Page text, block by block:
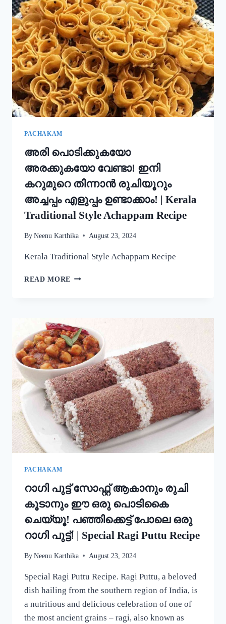
പുതിയ
രഹസ്യം
ഇതാ!
ദോശ
ഒരു
തവണ
ഇങ്ങനെ
ഉണ്ടാക്കൂ!
|
SUPER
DOSA
PACHAKAM
അരി പൊടിക്കുകയോ
അരക്കുകയോ വേണ്ടാ! ഇനി
കറുമുറെ തിന്നാൻ രുചിയൂറും
അച്ചപ്പം എളുപ്പം ഉണ്ടാക്കാം! | Kerala
Traditional Style Achappam Recipe
By Neenu Karthika August 23, 2024
Kerala Traditional Style Achappam Recipe
READ MORE അരി
കറുമുറെ
തിന്നാൻ
രുചിയൂറും
അച്ചപ്പം
എളുപ്പം
ഉണ്ടാക്കാം!
|
KERALA
TRADITIONAL
STYLE
ACHAPPAM
RECIPE
PACHAKAM
റാഗി പുട്ട് സോഫ്റ്റ് ആകാനും രുചി
കൂടാനും ഈ ഒരു പൊടികൈ
ചെയ്യൂ! പഞ്ഞിക്കെട്ട് പോലെ ഒരു
റാഗി പുട്ട്! | Special Ragi Puttu Recipe
By Neenu Karthika August 23, 2024
Special Ragi Puttu Recipe. Ragi Puttu, a beloved
dish hailing from the southern region of India, is
a nutritious and delicious celebration of one of
the most ancient grains – ragi, also known as